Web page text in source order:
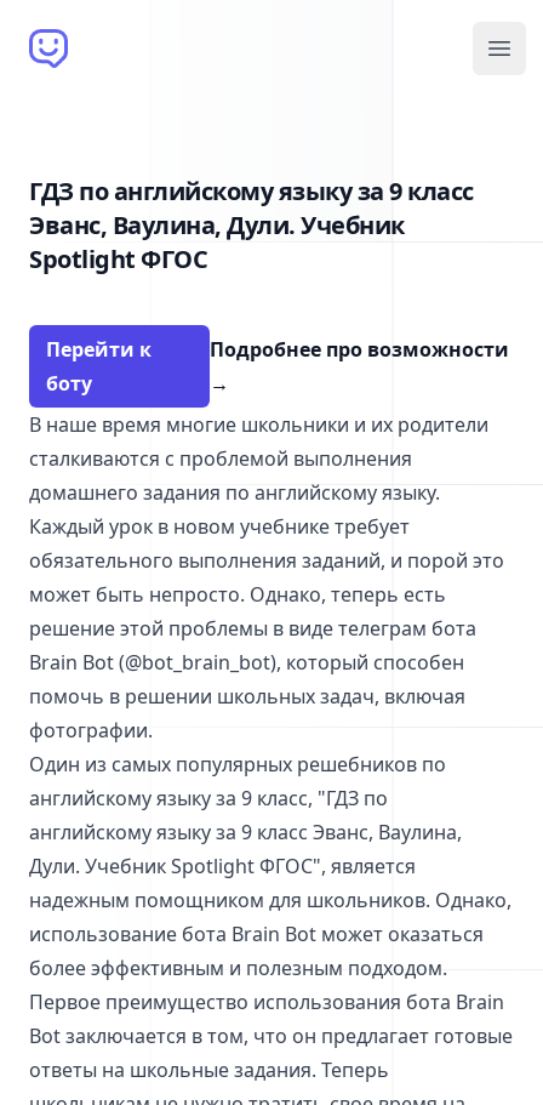
Brain Bot
ГДЗ по английскому языку за 9 класс
Эванс, Ваулина, Дули. Учебник
Spotlight ФГОС
Перейти к
боту
Подробнее про возможности
→
В наше время многие школьники и их родители
сталкиваются с проблемой выполнения
домашнего задания по английскому языку.
Каждый урок в новом учебнике требует
обязательного выполнения заданий, и порой это
может быть непросто. Однако, теперь есть
решение этой проблемы в виде телеграм бота
Brain Bot (@bot_brain_bot), который способен
помочь в решении школьных задач, включая
фотографии.
Один из самых популярных решебников по
английскому языку за 9 класс, "ГДЗ по
английскому языку за 9 класс Эванс, Ваулина,
Дули. Учебник Spotlight ФГОС", является
надежным помощником для школьников. Однако,
использование бота Brain Bot может оказаться
более эффективным и полезным подходом.
Первое преимущество использования бота Brain
Bot заключается в том, что он предлагает готовые
ответы на школьные задания. Теперь